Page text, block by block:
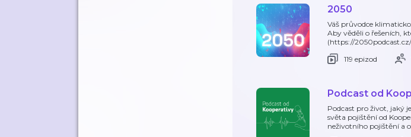
2050
Váš průvodce
Aby věděli o řešeních,
(https://
119 epizod
Podcast od
Podcast pro život, jaký
světa pojištění od
neživotního pojištění a